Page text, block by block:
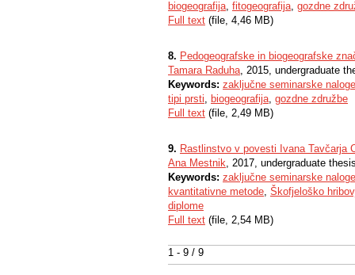
1 - 9 / 9
biogeografija, fitogeografija, gozdne
Full text (file, 4,46 MB)
8. Pedogeografske in biogeografske
Tamara Raduha, 2015, undergraduate
Keywords: zaključne seminarske naloge
tipi prsti, biogeografija, gozdne združbe
Full text (file, 2,49 MB)
9. Rastlinstvo v povesti Ivana Tavčarja
Ana Mestnik, 2017, undergraduate
Keywords: zaključne seminarske naloge
kvantitativne metode, Škofjeloško
diplome
Full text (file, 2,54 MB)